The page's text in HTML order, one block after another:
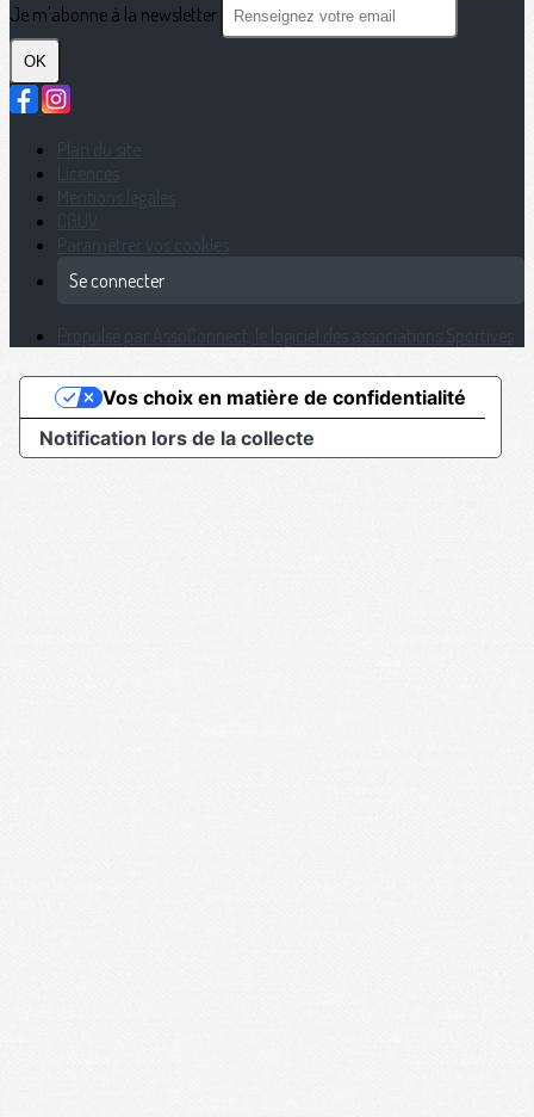
Je m'abonne à la newsletter
OK
Se connecter
Notification lors de la collecte
Vos choix en matière de confidentialité